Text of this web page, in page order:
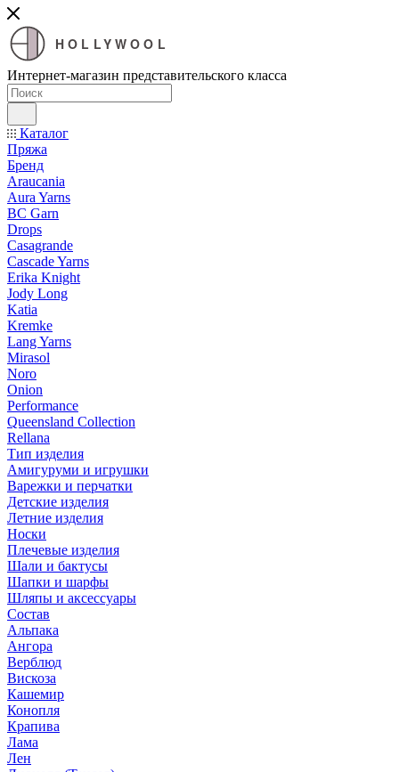
HOLLYWOOL
Интернет-магазин представительского класса
Каталог
Пряжа
Бренд
Araucania
Aura Yarns
BC Garn
Drops
Casagrande
Cascade Yarns
Erika Knight
Jody Long
Katia
Kremke
Lang Yarns
Mirasol
Noro
Onion
Performance
Queensland Collection
Rellana
Тип изделия
Амигуруми и игрушки
Варежки и перчатки
Детские изделия
Летние изделия
Носки
Плечевые изделия
Шали и бактусы
Шапки и шарфы
Шляпы и аксессуары
Состав
Альпака
Ангора
Верблюд
Вискоза
Кашемир
Конопля
Крапива
Лама
Лен